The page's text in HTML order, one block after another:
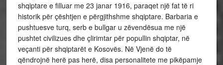
shqiptare e filluar me 23 janar 1916, paraqet një fat të ri
historik për çështjen e përgjithshme shqiptare. Barbaria e
pushtuesve turq, serb e bullgar u zëvendësua me një
pushtet civilizues dhe çlirimtar për popullin shqiptar, në
veçanti për shqiptarët e Kosovës. Në Vjenë do të
qëndrojnë herë pas herë, disa personalitete me pikëpamje